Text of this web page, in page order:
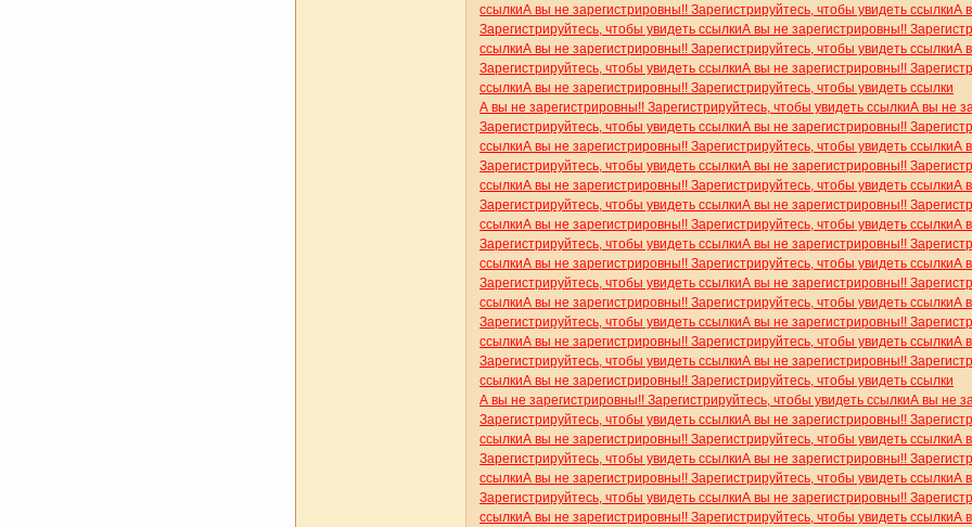
ссылкиА вы не зарегистрировны!! Зарегистрируйтесь, чтобы увидеть ссылкиА
Зарегистрируйтесь, чтобы увидеть ссылкиА вы не зарегистрировны!!
ссылкиА вы не зарегистрировны!! Зарегистрируйтесь, чтобы увидеть ссылкиА
Зарегистрируйтесь, чтобы увидеть ссылкиА вы не зарегистрировны!!
ссылкиА вы не зарегистрировны!! Зарегистрируйтесь, чтобы увидеть ссылки
А вы не зарегистрировны!! Зарегистрируйтесь, чтобы увидеть ссылкиА вы не
Зарегистрируйтесь, чтобы увидеть ссылкиА вы не зарегистрировны!!
ссылкиА вы не зарегистрировны!! Зарегистрируйтесь, чтобы увидеть ссылкиА
Зарегистрируйтесь, чтобы увидеть ссылкиА вы не зарегистрировны!!
ссылкиА вы не зарегистрировны!! Зарегистрируйтесь, чтобы увидеть ссылкиА
Зарегистрируйтесь, чтобы увидеть ссылкиА вы не зарегистрировны!!
ссылкиА вы не зарегистрировны!! Зарегистрируйтесь, чтобы увидеть ссылкиА
Зарегистрируйтесь, чтобы увидеть ссылкиА вы не зарегистрировны!!
ссылкиА вы не зарегистрировны!! Зарегистрируйтесь, чтобы увидеть ссылкиА
Зарегистрируйтесь, чтобы увидеть ссылкиА вы не зарегистрировны!!
ссылкиА вы не зарегистрировны!! Зарегистрируйтесь, чтобы увидеть ссылкиА
Зарегистрируйтесь, чтобы увидеть ссылкиА вы не зарегистрировны!!
ссылкиА вы не зарегистрировны!! Зарегистрируйтесь, чтобы увидеть ссылкиА
Зарегистрируйтесь, чтобы увидеть ссылкиА вы не зарегистрировны!!
ссылкиА вы не зарегистрировны!! Зарегистрируйтесь, чтобы увидеть ссылки
А вы не зарегистрировны!! Зарегистрируйтесь, чтобы увидеть ссылкиА вы не
Зарегистрируйтесь, чтобы увидеть ссылкиА вы не зарегистрировны!!
ссылкиА вы не зарегистрировны!! Зарегистрируйтесь, чтобы увидеть ссылкиА
Зарегистрируйтесь, чтобы увидеть ссылкиА вы не зарегистрировны!!
ссылкиА вы не зарегистрировны!! Зарегистрируйтесь, чтобы увидеть ссылкиА
Зарегистрируйтесь, чтобы увидеть ссылкиА вы не зарегистрировны!!
ссылкиА вы не зарегистрировны!! Зарегистрируйтесь, чтобы увидеть ссылкиА